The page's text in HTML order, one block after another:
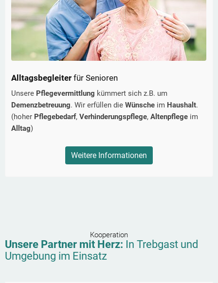
Alltagsbegleiter für Senioren
Unsere Pflegevermittlung kümmert sich z.B. um
Demenzbetreuung. Wir erfüllen die Wünsche im Haushalt.
(hoher Pflegebedarf, Verhinderungspflege, Altenpflege im
Alltag)
Weitere Informationen
Kooperation
Unsere Partner mit Herz: In Trebgast und
Umgebung im Einsatz